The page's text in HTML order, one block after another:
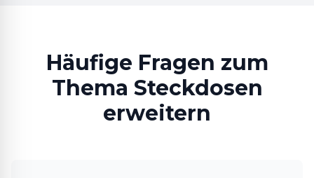
Häufige Fragen zum
Thema Steckdosen
erweitern